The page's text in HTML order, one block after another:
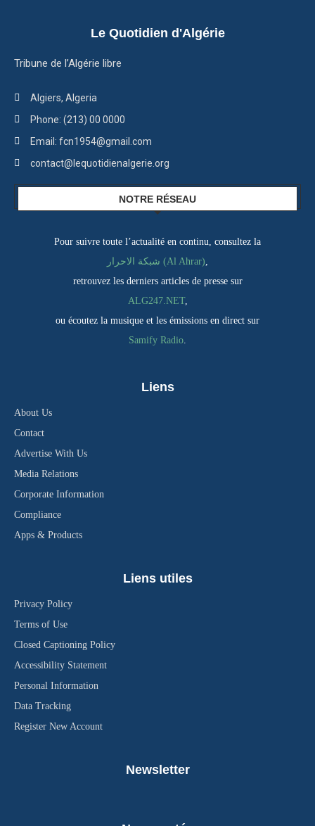
Le Quotidien d'Algérie
Tribune de l’Algérie libre
Algiers, Algeria
Phone: (213) 00 0000
Email: fcn1954@gmail.com
contact@lequotidienalgerie.org
NOTRE RÉSEAU
Pour suivre toute l’actualité en continu, consultez la
شبكة الاحرار (Al Ahrar),
retrouvez les derniers articles de presse sur
ALG247.NET,
ou écoutez la musique et les émissions en direct sur
Samify Radio.
Liens
About Us
Contact
Advertise With Us
Media Relations
Corporate Information
Compliance
Apps & Products
Liens utiles
Privacy Policy
Terms of Use
Closed Captioning Policy
Accessibility Statement
Personal Information
Data Tracking
Register New Account
Newsletter